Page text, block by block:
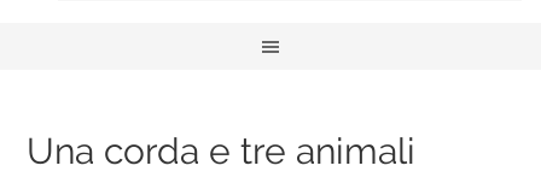
Una corda e tre animali